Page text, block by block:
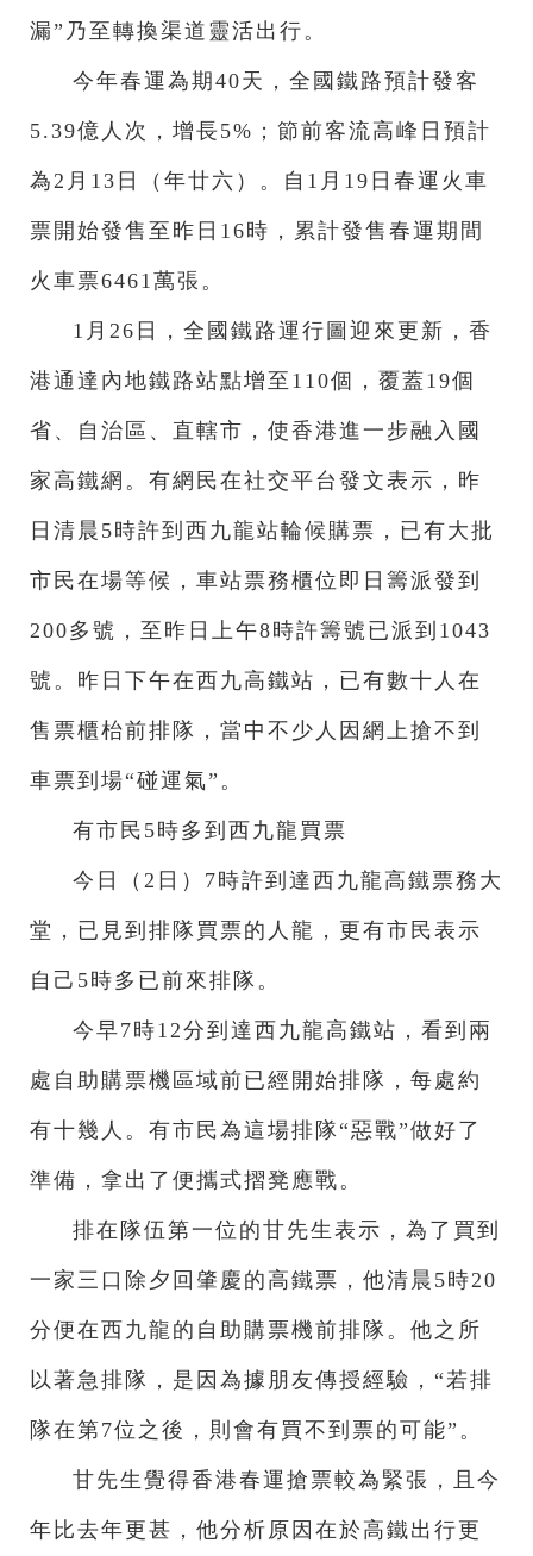
漏”乃至轉換渠道靈活出行。
今年春運為期40天，全國鐵路預計發客
5.39億人次，增長5%；節前客流高峰日預計
為2月13日（年廿六）。自1月19日春運火車
票開始發售至昨日16時，累計發售春運期間
火車票6461萬張。
1月26日，全國鐵路運行圖迎來更新，香
港通達內地鐵路站點增至110個，覆蓋19個
省、自治區、直轄市，使香港進一步融入國
家高鐵網。有網民在社交平台發文表示，昨
日清晨5時許到西九龍站輪候購票，已有大批
市民在場等候，車站票務櫃位即日籌派發到
200多號，至昨日上午8時許籌號已派到1043
號。昨日下午在西九高鐵站，已有數十人在
售票櫃枱前排隊，當中不少人因網上搶不到
車票到場“碰運氣”。
有市民5時多到西九龍買票
今日（2日）7時許到達西九龍高鐵票務大
堂，已見到排隊買票的人龍，更有市民表示
自己5時多已前來排隊。
今早7時12分到達西九龍高鐵站，看到兩
處自助購票機區域前已經開始排隊，每處約
有十幾人。有市民為這場排隊“惡戰”做好了
準備，拿出了便攜式摺凳應戰。
排在隊伍第一位的甘先生表示，為了買到
一家三口除夕回肇慶的高鐵票，他清晨5時20
分便在西九龍的自助購票機前排隊。他之所
以著急排隊，是因為據朋友傳授經驗，“若排
隊在第7位之後，則會有買不到票的可能”。
甘先生覺得香港春運搶票較為緊張，且今
年比去年更甚，他分析原因在於高鐵出行更